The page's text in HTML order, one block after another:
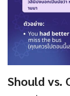
Should vs.